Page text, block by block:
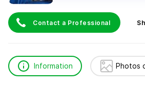
Contact a Professional
Information Photos